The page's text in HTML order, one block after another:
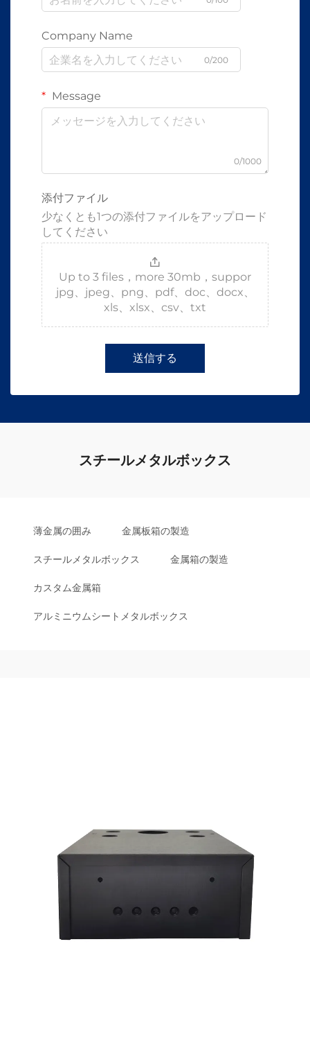
Company Name
0/200
Message
0/1000
添付ファイル
少なくとも1つの添付ファイルをアップロード
してください
Up to 3 files，more 30mb，suppor
jpg、jpeg、png、pdf、doc、docx、
xls、xlsx、csv、txt
送信する
スチールメタルボックス
薄金属の囲み 金属板箱の製造
スチールメタルボックス 金属箱の製造
カスタム金属箱
アルミニウムシートメタルボックス